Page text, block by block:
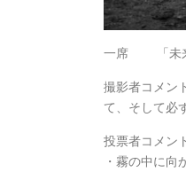
一席 「未来
撮影者コメン
て、そして必
投票者コメン
・霧の中に向